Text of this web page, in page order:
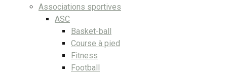
Associations sportives
ASC
Basket-ball
Course à pied
Fitness
Football